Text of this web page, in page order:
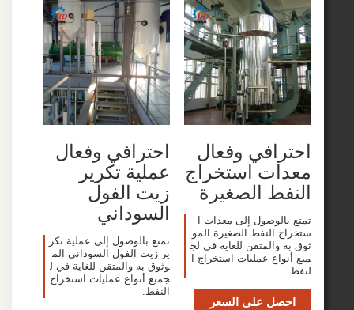
وفعال
استخراج
الصغيرة
إلى معدات ا
النفط الصغيرة المو
والمتقن للغاية في لج
عمليات استخراج ا
على السعر
احترافي وفعال
عملية تكرير
زيت الفول
السوداني
تمتع بالوصول إلى عملية تكر
ير زيت الفول السوداني الم
وثوق به والمتقن للغاية في ل
جميع أنواع عمليات استخراج
النفط.